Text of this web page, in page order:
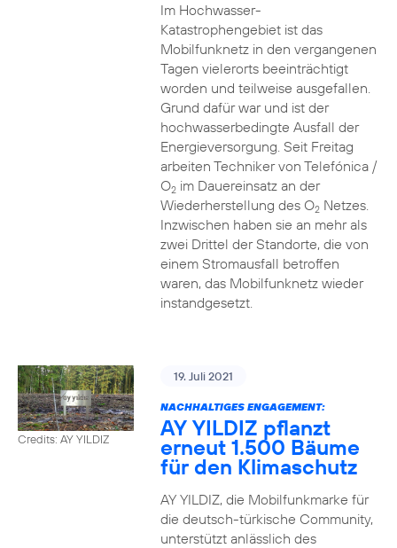
Im Hochwasser-
Katastrophengebiet ist das
Mobilfunknetz in den vergangenen
Tagen vielerorts beeinträchtigt
worden und teilweise ausgefallen.
Grund dafür war und ist der
hochwasserbedingte Ausfall der
Energieversorgung. Seit Freitag
arbeiten Techniker von Telefónica /
O2im Dauereinsatz an der
Wiederherstellung des O2Netzes.
Inzwischen haben sie an mehr als
zwei Drittel der Standorte, die von
einem Stromausfall betroffen
waren, das Mobilfunknetz wieder
instandgesetzt.
Credits: AY YILDIZ
19. Juli 2021
NACHHALTIGES ENGAGEMENT:
AY YILDIZ pflanzt
erneut 1.500 Bäume
für den Klimaschutz
AY YILDIZ, die Mobilfunkmarke für
die deutsch-türkische Community,
unterstützt anlässlich des